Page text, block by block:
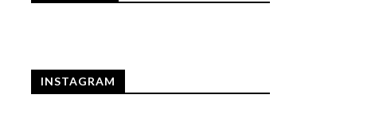
INSTAGRAM